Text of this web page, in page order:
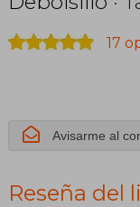
17
Avisarme al
Reseña del